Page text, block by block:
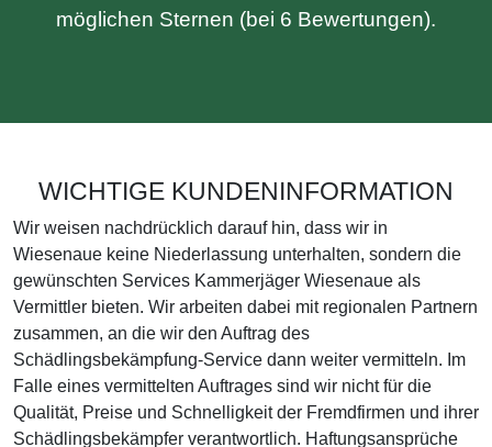
möglichen Sternen (bei 6 Bewertungen).
WICHTIGE KUNDENINFORMATION
Wir weisen nachdrücklich darauf hin, dass wir in
Wiesenaue keine Niederlassung unterhalten, sondern die
gewünschten Services Kammerjäger Wiesenaue als
Vermittler bieten. Wir arbeiten dabei mit regionalen Partnern
zusammen, an die wir den Auftrag des
Schädlingsbekämpfung-Service dann weiter vermitteln. Im
Falle eines vermittelten Auftrages sind wir nicht für die
Qualität, Preise und Schnelligkeit der Fremdfirmen und ihrer
Schädlingsbekämpfer verantwortlich. Haftungsansprüche